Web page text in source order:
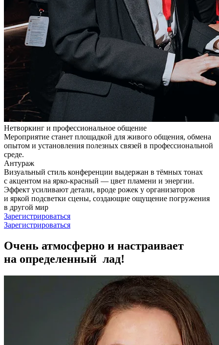
Нетворкинг и профессиональное общение
Мероприятие станет площадкой для живого общения, обмена
опытом и установления полезных связей в профессиональной
среде.
Антураж
Визуальный стиль конференции выдержан в тёмных тонах
с акцентом на ярко-красный — цвет пламени и энергии.
Эффект усиливают детали, вроде рожек у организаторов
и яркой подсветки сцены, создающие ощущение погружения
в другой мир
Зарегистрироваться
Зарегистрироваться
Очень атмосферно и настраивает
на определенный лад!